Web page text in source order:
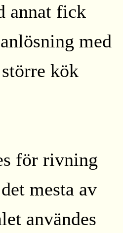
annat fick
med
kök
för rivning
mesta av
användes